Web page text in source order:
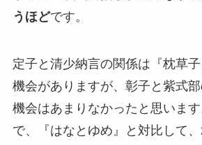
うほどです。
定子と清少納言の関係は『枕草
機会がありますが、彰子と紫式
機会はあまりなかったと思いま
で、『はなとゆめ』と対比して